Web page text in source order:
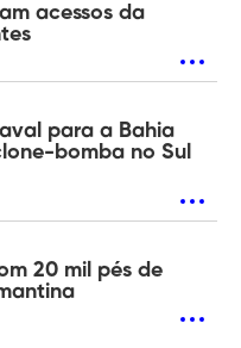
acessos da
para a Bahia
bomba no Sul
20 mil pés de